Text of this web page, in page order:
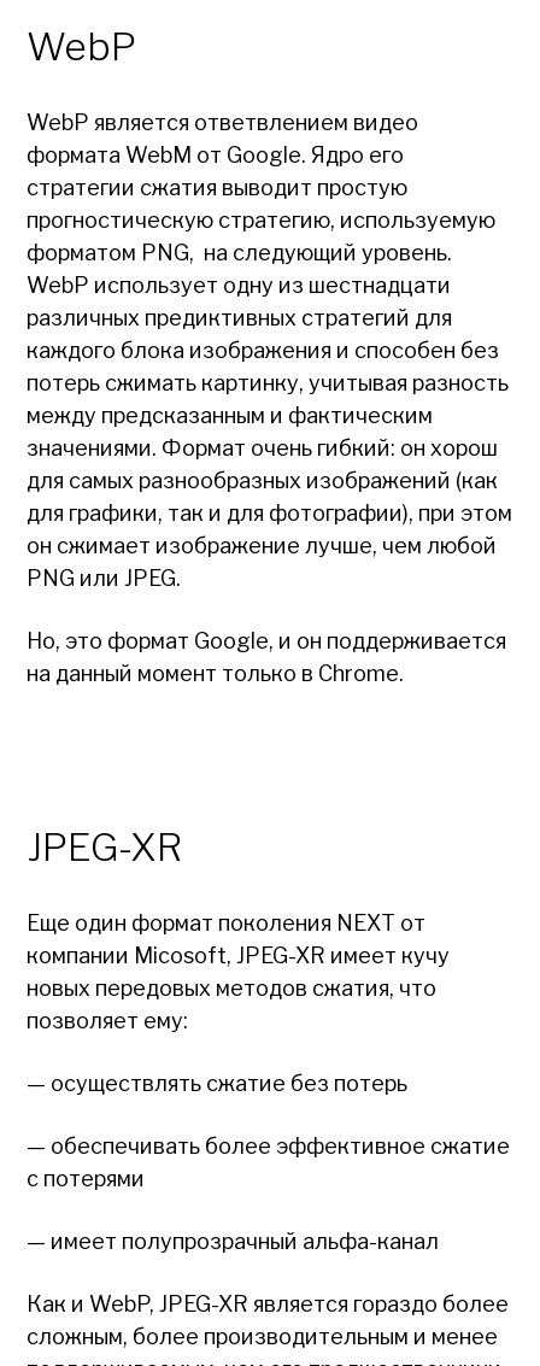
WebP
WebP является ответвлением видео
формата WebM от Google. Ядро его
стратегии сжатия выводит простую
прогностическую стратегию, используемую
форматом PNG, на следующий уровень.
WebP использует одну из шестнадцати
различных предиктивных стратегий для
каждого блока изображения и способен без
потерь сжимать картинку, учитывая разность
между предсказанным и фактическим
значениями. Формат очень гибкий: он хорош
для самых разнообразных изображений (как
для графики, так и для фотографии), при этом
он сжимает изображение лучше, чем любой
PNG или JPEG.
Но, это формат Google, и он поддерживается
на данный момент только в Chrome.
JPEG-XR
Еще один формат поколения NEXT от
компании Micosoft, JPEG-XR имеет кучу
новых передовых методов сжатия, что
позволяет ему:
— осуществлять сжатие без потерь
— обеспечивать более эффективное сжатие
с потерями
— имеет полупрозрачный альфа-канал
Как и WebP, JPEG-XR является гораздо более
сложным, более производительным и менее